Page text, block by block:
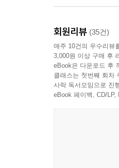
네트워크로 이어
파란만장한 운명을
바지를 입으면 야만
토마토는 야하다?
평범한 물건들의 대
낙타가 실제로 세
회원리뷰 (35건)
매주 10건의 우수리뷰
3,000원 이상 구매 후
eBook은 다운로드 후
클래스는 첫번째 회차
사락 독서모임으로 진
eBook 페이백, CD/